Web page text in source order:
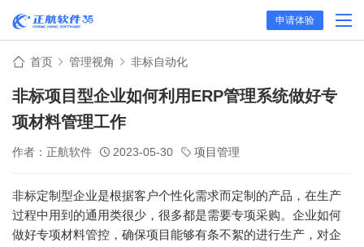
申请体验
首页 管理视角 非标自动化
非标项目型企业如何利用ERP管理系统做好专
项材料管理工作
作者：正航软件 2023-05-30 项目管理
非标定制型企业是根据客户个性化需求而定制的产品，在生产
过程中用到的通用类很少，很多都是需要专项采购。企业如何
做好专项材料管控，确保项目能够有条不絮的进行生产，对企